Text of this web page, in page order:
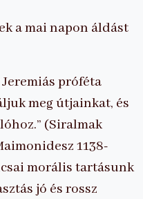
a mai napon áldást
próféta
meg útjainkat, és
(Siralmak
1138-
morális tartásunk
jó és rossz